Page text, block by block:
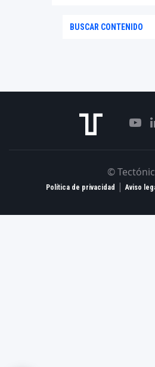
BUSCAR CONTENIDO
©
Política de privacidad |Aviso